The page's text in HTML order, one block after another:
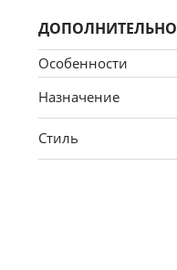
ДОПОЛНИТЕЛЬНО
Особенности
Назначение
Стиль